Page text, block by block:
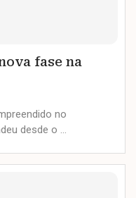
fase na
no
desde o …